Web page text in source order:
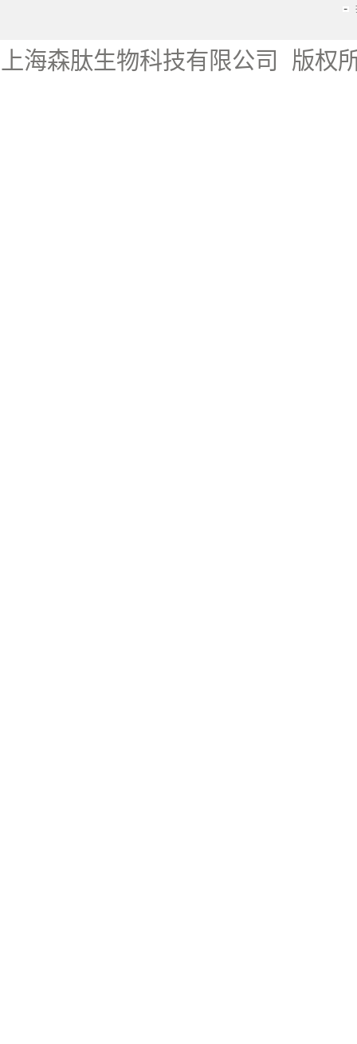
上海森肽生物科技有限公司 版权